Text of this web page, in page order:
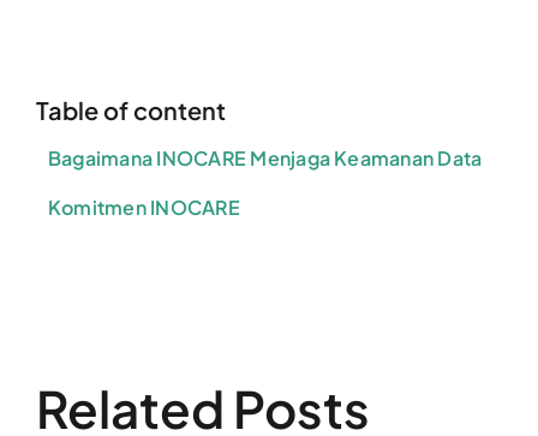
Table of content
Bagaimana INOCARE Menjaga Keamanan Data
Komitmen INOCARE
Related Posts